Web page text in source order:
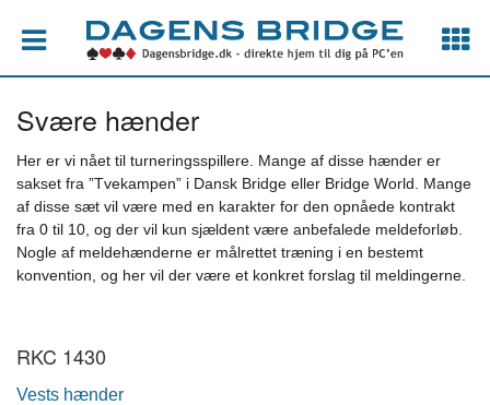
Svære hænder
Her er vi nået til turneringsspillere. Mange af disse hænder er
sakset fra ”Tvekampen” i Dansk Bridge eller Bridge World. Mange
af disse sæt vil være med en karakter for den opnåede kontrakt
fra 0 til 10, og der vil kun sjældent være anbefalede meldeforløb.
Nogle af meldehænderne er målrettet træning i en bestemt
konvention, og her vil der være et konkret forslag til meldingerne.
RKC 1430
Vests hænder